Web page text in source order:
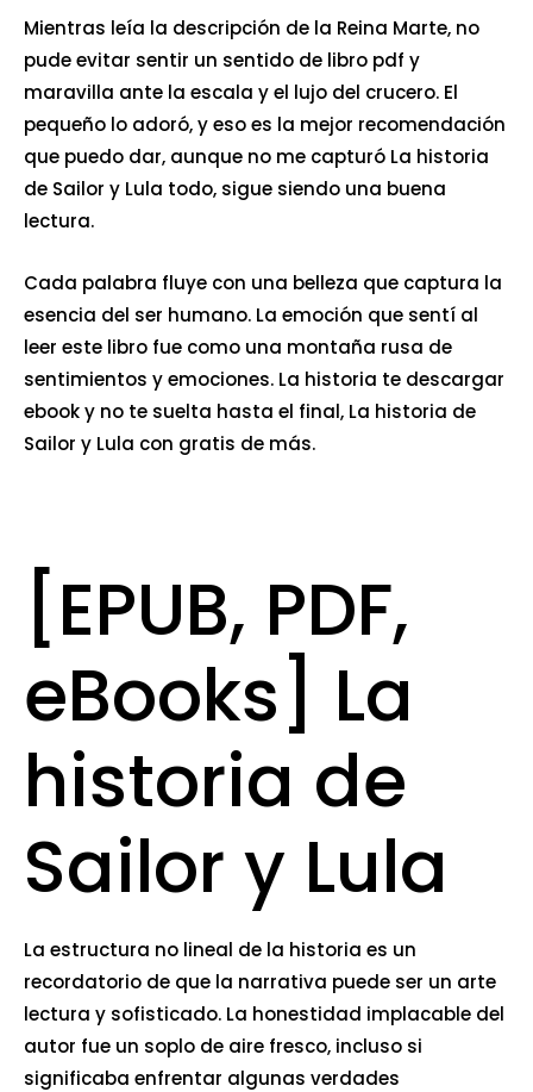
Mientras leía la descripción de la Reina Marte, no
pude evitar sentir un sentido de libro pdf y
maravilla ante la escala y el lujo del crucero. El
pequeño lo adoró, y eso es la mejor recomendación
que puedo dar, aunque no me capturó La historia
de Sailor y Lula todo, sigue siendo una buena
lectura.
Cada palabra fluye con una belleza que captura la
esencia del ser humano. La emoción que sentí al
leer este libro fue como una montaña rusa de
sentimientos y emociones. La historia te descargar
ebook y no te suelta hasta el final, La historia de
Sailor y Lula con gratis de más.
[EPUB, PDF,
eBooks] La
historia de
Sailor y Lula
La estructura no lineal de la historia es un
recordatorio de que la narrativa puede ser un arte
lectura y sofisticado. La honestidad implacable del
autor fue un soplo de aire fresco, incluso si
significaba enfrentar algunas verdades